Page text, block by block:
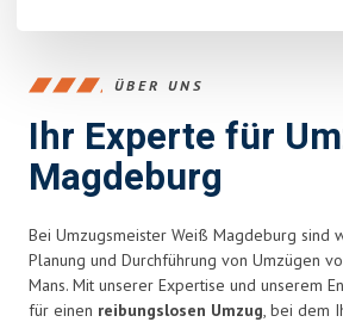
ÜBER UNS
Ihr Experte für
Magdeburg
Bei Umzugsmeister Weiß Magdeburg sind
Planung und Durchführung von Umzügen
Mans. Mit unserer Expertise und unserem
für einen reibungslosen Umzug, bei dem